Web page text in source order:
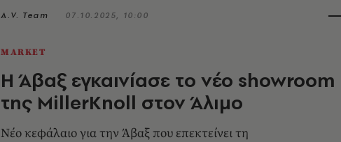
A.V. Team 07.10.2025, 10:00
MARKET
Η Άβαξ εγκαινίασε το νέο showroom
της MillerKnoll στον Άλιμο
Nέο κεφάλαιο για την Άβαξ που επεκτείνει τη